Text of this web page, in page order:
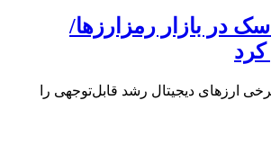
در بازار رمزارزها/
ارز‌های دیجیتال رشد قابل‌توجهی را